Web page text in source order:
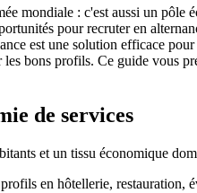
mondiale : c'est aussi un
pour recruter en
est une solution efficace
bons profils. Ce guide vous
de services
et un tissu économique
en hôtellerie, restauration,